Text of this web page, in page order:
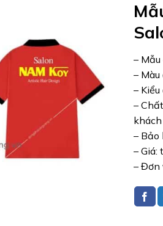
–
– Màu
–
–
– Bảo
– Giá:
– Đơn